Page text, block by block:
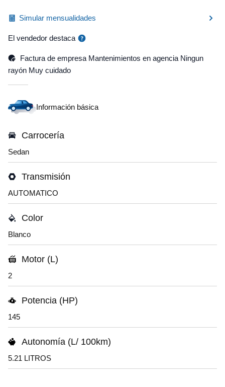
Simular mensualidades
El vendedor destaca
Factura de empresa Mantenimientos en agencia Ningun
rayón Muy cuidado
Información básica
Carrocería
Sedan
Transmisión
AUTOMATICO
Color
Blanco
Motor (L)
2
Potencia (HP)
145
Autonomía (L/ 100km)
5.21 LITROS